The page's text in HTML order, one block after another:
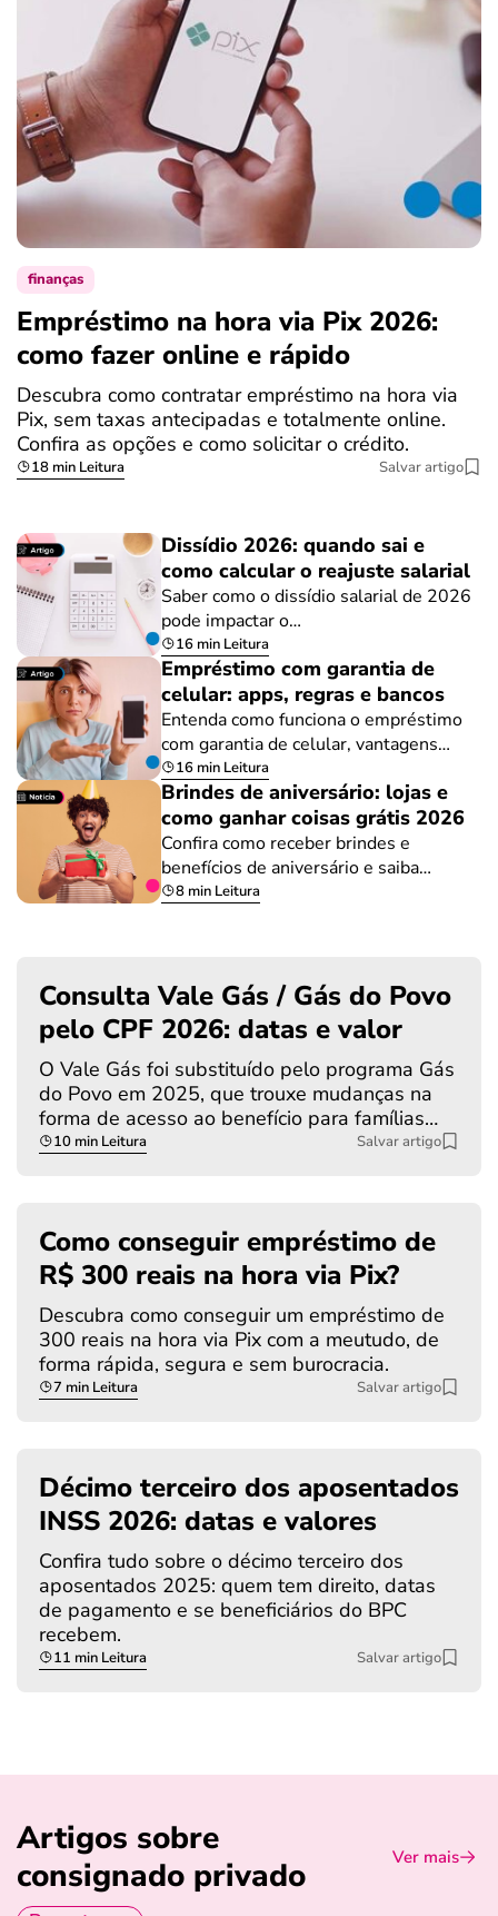
finanças
Empréstimo na hora via Pix 2026:
como fazer online e rápido
Descubra como contratar empréstimo na hora via
Pix, sem taxas antecipadas e totalmente online.
Confira as opções e como solicitar o crédito.
18 min Leitura Salvar artigo
Dissídio 2026: quando sai e
como calcular o reajuste salarial
Saber como o dissídio salarial de 2026
pode impactar o…
16 min Leitura
Empréstimo com garantia de
celular: apps, regras e bancos
Entenda como funciona o empréstimo
com garantia de celular, vantagens…
16 min Leitura
Brindes de aniversário: lojas e
como ganhar coisas grátis 2026
Confira como receber brindes e
benefícios de aniversário e saiba…
8 min Leitura
Consulta Vale Gás / Gás do Povo
pelo CPF 2026: datas e valor
O Vale Gás foi substituído pelo programa Gás
do Povo em 2025, que trouxe mudanças na
forma de acesso ao benefício para famílias…
10 min Leitura Salvar artigo
Como conseguir empréstimo de
R$ 300 reais na hora via Pix?
Descubra como conseguir um empréstimo de
300 reais na hora via Pix com a meutudo, de
forma rápida, segura e sem burocracia.
7 min Leitura Salvar artigo
Décimo terceiro dos aposentados
INSS 2026: datas e valores
Confira tudo sobre o décimo terceiro dos
aposentados 2025: quem tem direito, datas
de pagamento e se beneficiários do BPC
recebem.
11 min Leitura Salvar artigo
Artigos sobre
consignado privado
Ver mais